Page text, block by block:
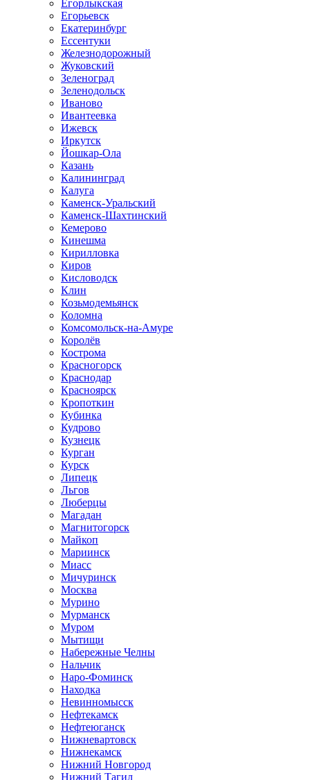
Егорлыкская
Егорьевск
Екатеринбург
Ессентуки
Железнодорожный
Жуковский
Зеленоград
Зеленодольск
Иваново
Ивантеевка
Ижевск
Иркутск
Йошкар-Ола
Казань
Калининград
Калуга
Каменск-Уральский
Каменск-Шахтинский
Кемерово
Кинешма
Кирилловка
Киров
Кисловодск
Клин
Козьмодемьянск
Коломна
Комсомольск-на-Амуре
Королёв
Кострома
Красногорск
Краснодар
Красноярск
Кропоткин
Кубинка
Кудрово
Кузнецк
Курган
Курск
Липецк
Льгов
Люберцы
Магадан
Магнитогорск
Майкоп
Мариинск
Миасс
Мичуринск
Москва
Мурино
Мурманск
Муром
Мытищи
Набережные Челны
Нальчик
Наро-Фоминск
Находка
Невинномысск
Нефтекамск
Нефтеюганск
Нижневартовск
Нижнекамск
Нижний Новгород
Нижний Тагил